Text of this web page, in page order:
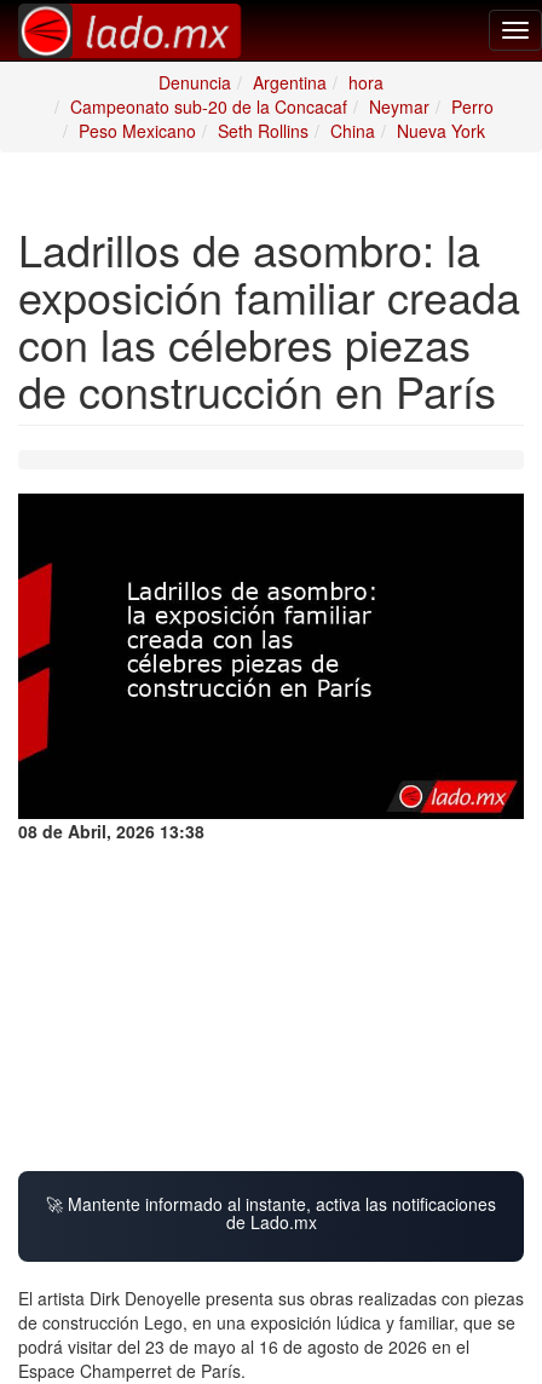
Denuncia
Argentina
hora
Campeonato sub-20 de la Concacaf
Neymar
Perro
Peso Mexicano
Seth Rollins China Nueva York
Ladrillos de asombro: la
exposición familiar creada
con las célebres piezas
de construcción en París
08 de Abril, 2026 13:38
🚀 Mantente informado al instante, activa las notificaciones
de Lado.mx
El artista Dirk Denoyelle presenta sus obras realizadas con piezas
de construcción Lego, en una exposición lúdica y familiar, que se
podrá visitar del 23 de mayo al 16 de agosto de 2026 en el
Espace Champerret de París.